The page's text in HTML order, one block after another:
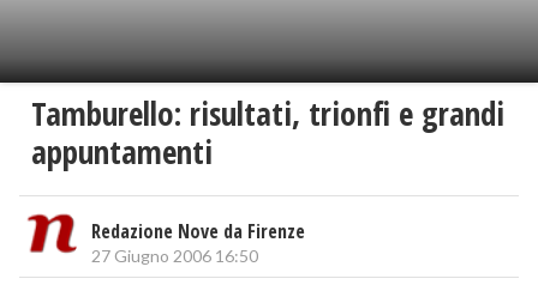
Tamburello: risultati, trionfi e grandi
appuntamenti
Redazione Nove da Firenze
27 Giugno 2006 16:50